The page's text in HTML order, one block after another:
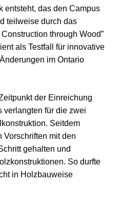
entsteht, das den Campus
teilweise durch das
through Wood”
als Testfall für innovative
im Ontario
der Einreichung
verlangten für die zwei
Seitdem
Vorschriften mit den
gehalten und
So durfte
in Holzbauweise